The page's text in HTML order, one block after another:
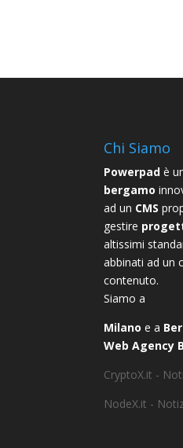
Chi Siamo
Powerpad è
bergamo
ad un CMS
gestire
altissimi
abbinati ad un
contenuto.
Siamo a
Milano e a
Web Agency
CryptoX.it -
NodeX.it -